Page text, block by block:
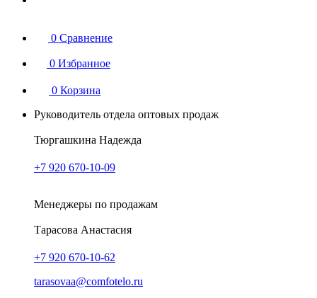
0 Сравнение
0 Избранное
0 Корзина
Руководитель отдела оптовых продаж
Тюргашкина Надежда
+7 920 670-10-09
Менеджеры по продажам
Тарасова Анастасия
+7 920 670-10-62
tarasovaa@comfotelo.ru